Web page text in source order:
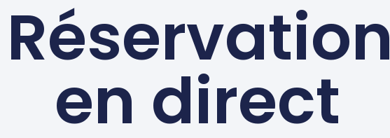
QUALITÉ
Réservation
en direct